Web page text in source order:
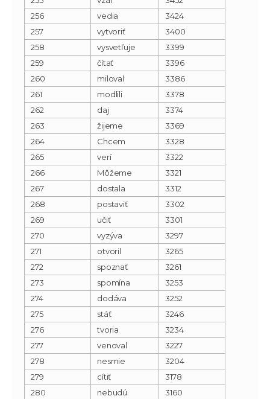
256
vedia
3424
257
vytvoriť
3400
258
vysvetľuje
3399
259
čítať
3396
260
miloval
3386
261
modlili
3378
262
daj
3374
263
žijeme
3369
264
Chcem
3328
265
verí
3322
266
Môžeme
3321
267
dostala
3312
268
postaviť
3302
269
učiť
3301
270
vyzýva
3297
271
otvoril
3265
272
spoznať
3261
273
spomína
3253
274
dodáva
3252
275
stáť
3246
276
tvoria
3234
277
venoval
3227
278
nesmie
3204
279
cítiť
3178
280
nebudú
3160